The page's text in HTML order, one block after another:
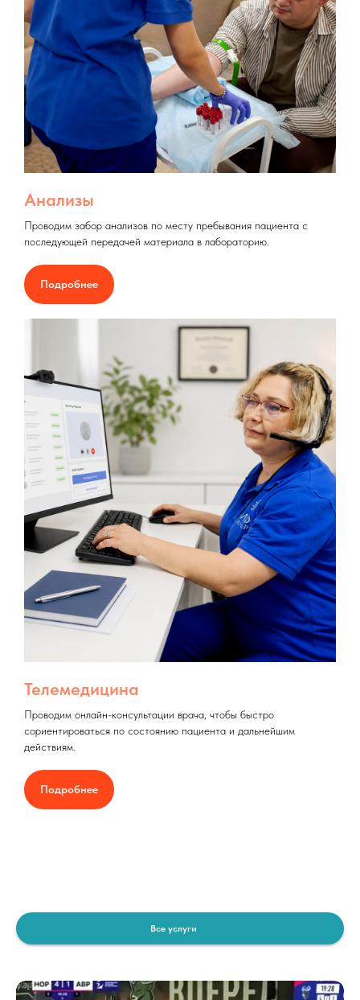
Анализы
Проводим забор анализов по месту пребывания пациента с
последующей передачей материала в лабораторию.
Подробнее
Телемедицина
Проводим онлайн-консультации врача, чтобы быстро
сориентироваться по состоянию пациента и дальнейшим
действиям.
Подробнее
Все услуги